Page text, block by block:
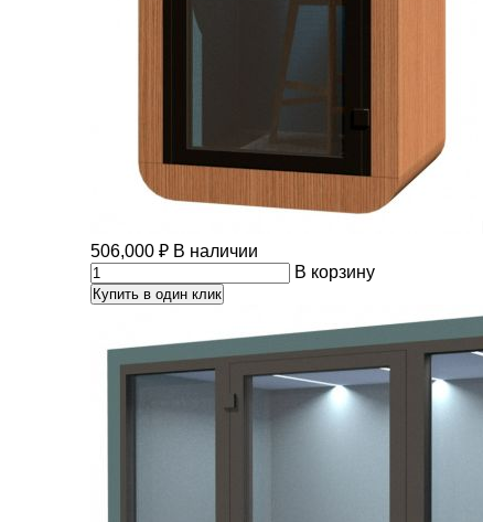
506,000 ₽ В наличии
В корзину
Купить в один клик